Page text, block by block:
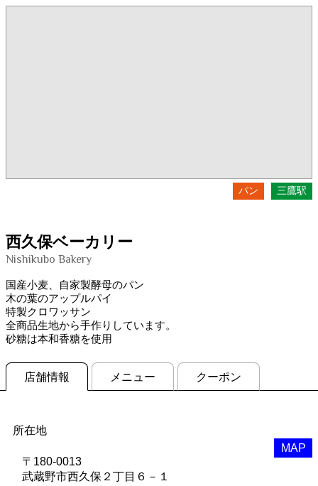
パン 三鷹駅
西久保ベーカリー
Nishikubo Bakery
国産小麦、自家製酵母のパン
木の葉のアップルパイ
特製クロワッサン
全商品生地から手作りしています。
砂糖は本和香糖を使用
店舗情報 メニュー クーポン
所在地
〒180-0013
武蔵野市西久保２丁目６－１
MAP